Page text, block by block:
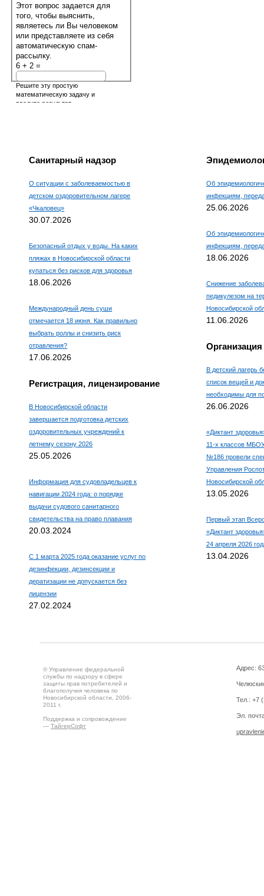
Этот вопрос задается для
того, чтобы выяснить,
являетесь ли Вы человеком
или представляете из себя
автоматическую спам-
рассылку.
6 + 2 =
Решите эту простую
математическую задачу и
введите результат.
Санитарный надзор
О ситуации с заболеваемостью в
детском оздоровительном лагере
«Чкаловец»
30.07.2026
Безопасный отдых у воды. На каких
пляжах в Новосибирской области
купаться без рисков для здоровья
18.06.2026
Международный день суши
отмечается 18 июня. Как правильно
выбрать роллы и снизить риск
отравления?
17.06.2026
Регистрация, лицензирование
В Новосибирской области
завершается подготовка детских
оздоровительных учреждений к
летнему сезону 2026
25.05.2026
Информация для судовладельцев к
навигации 2024 года: о порядке
выдачи судового санитарного
свидетельства на право плавания
20.03.2024
С 1 марта 2025 года оказание услуг по
дезинфекции, дезинсекции и
дератизации не допускается без
лицензии
27.02.2024
Об
инфекциям,
25.06.2026
Об
инфекциям,
18.06.2026
Снижение
педикулезом на
Новосибирской
11.06.2026
В детский лагерь
список вещей и
необходимы для
26.06.2026
«Диктант
11-х классов
№186 провели
Управления
Новосибирской
13.05.2026
Первый этап
«Диктант
24 апреля 2026
13.04.2026
© Управление федеральной
службы по надзору в сфере
защиты прав потребителей и
благополучия человека по
Новосибирской области, 2006-
2011 г.
Поддержка и сопровождение
— ТайгерСофт
Адрес:
Тел.: +7
Эл.